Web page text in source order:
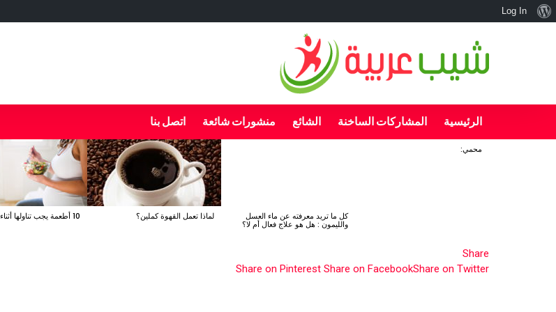
الرئيسية المشاركات الساخنة الشائع منشورات شائعة اتصل بنا
آخرمحمي:
كل ما تريد معرفته عن ماء العسل
والليمون : هل هو علاج فعال أم لا؟
لماذا تعمل القهوة كملين؟ 10 أطعمة يجب تناولها أثناء الحمل
Share
Share on Pinterest Share on FacebookShare on Twitter
نبذةLog In